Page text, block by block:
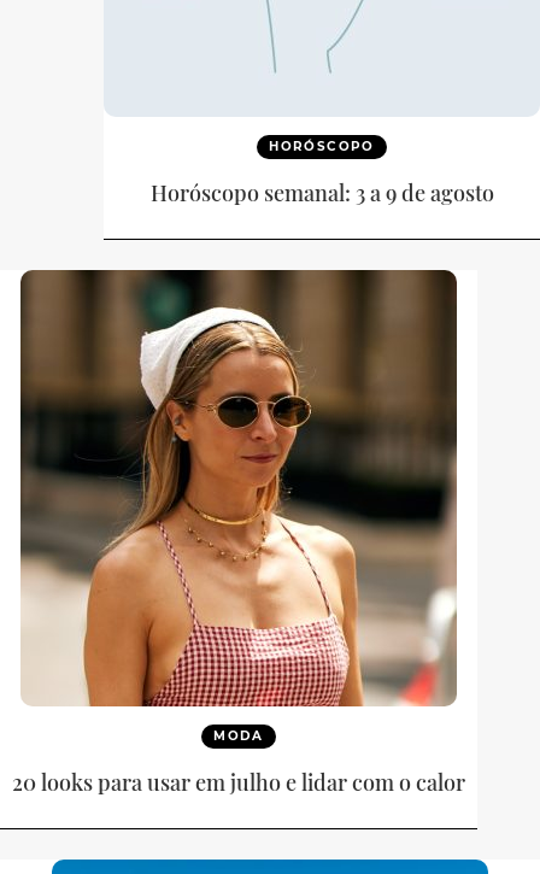
HORÓSCOPO
Horóscopo semanal: 3 a 9 de agosto
MODA
20 looks para usar em julho e lidar com o calor